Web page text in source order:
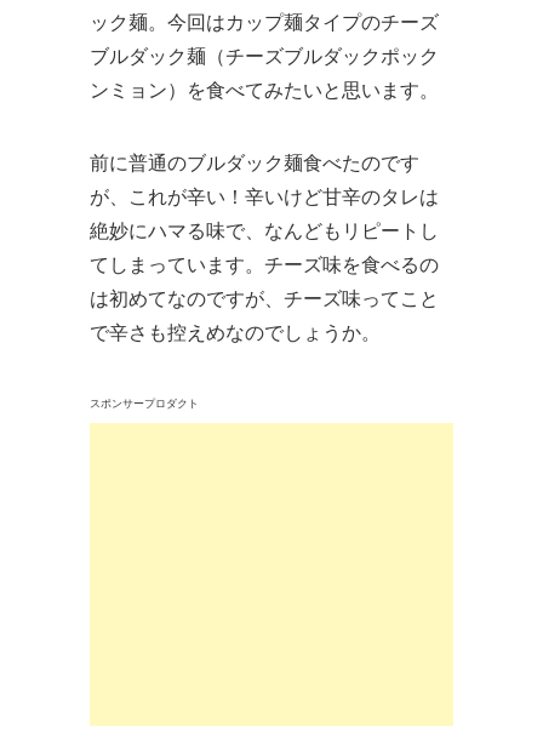
ック麺。今回はカップ麺タイプのチーズ
ブルダック麺（チーズブルダックポック
ンミョン）を食べてみたいと思います。
前に普通のブルダック麺食べたのです
が、これが辛い！辛いけど甘辛のタレは
絶妙にハマる味で、なんどもリピートし
てしまっています。チーズ味を食べるの
は初めてなのですが、チーズ味ってこと
で辛さも控えめなのでしょうか。
スポンサープロダクト